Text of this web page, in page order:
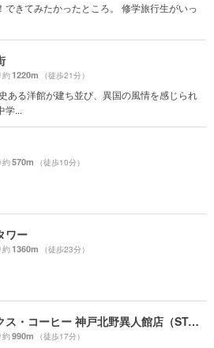
できてみたかったところ。 修学旅行生がいっ
約1220m （徒歩21分）
ある洋館が建ち並び、異国の風情を感じられ
学...
約570m （徒歩10分）
ワー
約1360m （徒歩23分）
スターバックス・コーヒー 神戸北野異人館店（STARBUCKS COFFEE）
約990m （徒歩17分）